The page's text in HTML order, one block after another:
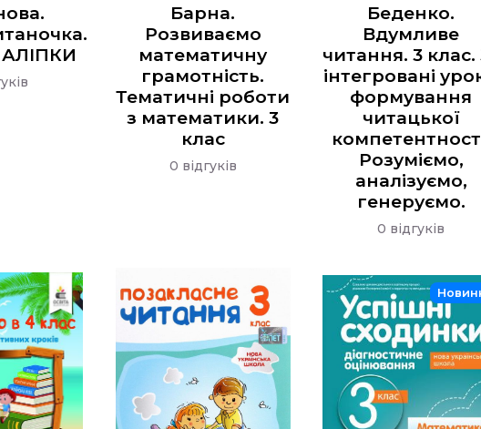
Барна.
Розвиваємо
математичну
грамотність.
Тематичні роботи
з математики. 3
клас
0 відгуків
Беденко.
Вдумливе
читання. 3 клас.
інтегровані
формування
читацької
Розуміємо,
аналізуємо,
генеруємо.
0 відгуків